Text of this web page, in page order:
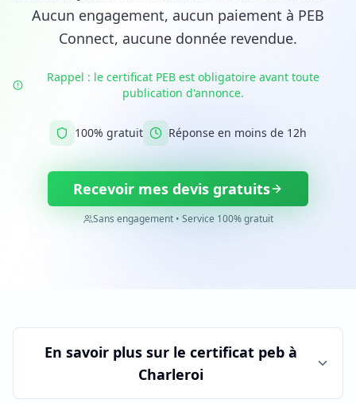
Aucun engagement, aucun paiement à PEB
Connect, aucune donnée revendue.
Rappel : le certificat PEB est obligatoire avant toute
publication d'annonce.
100% gratuit Réponse en moins de 12h
Recevoir mes devis gratuits
Sans engagement • Service 100% gratuit
En savoir plus sur lecertificat peb à
Charleroi